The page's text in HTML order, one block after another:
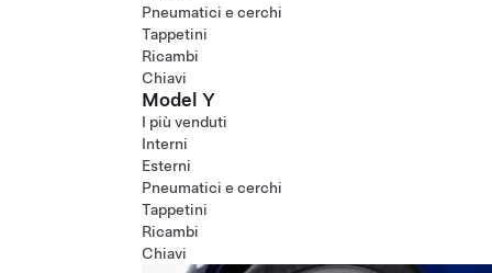
Pneumatici e cerchi
Tappetini
Ricambi
Chiavi
Model Y
I più venduti
Interni
Esterni
Pneumatici e cerchi
Tappetini
Ricambi
Chiavi